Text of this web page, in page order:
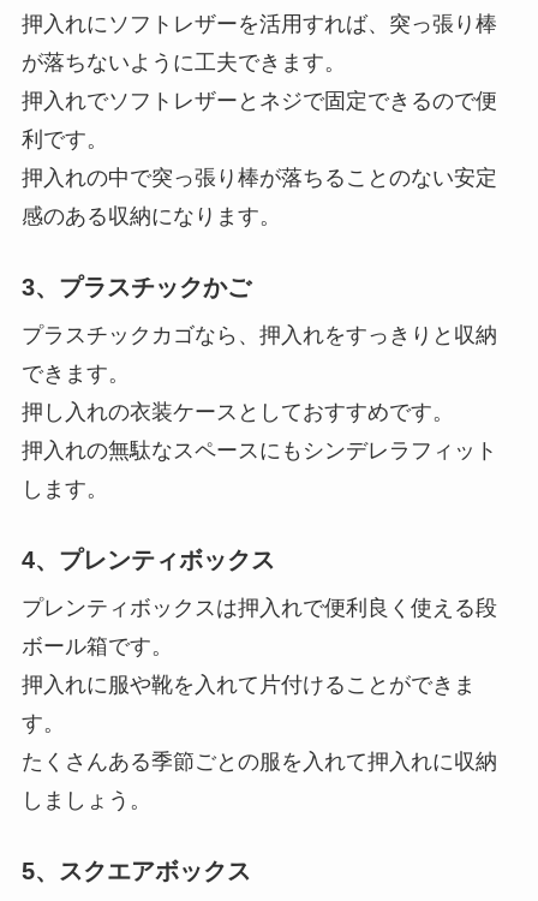
押入れにソフトレザーを活用すれば、突っ張り棒
が落ちないように工夫できます。
押入れでソフトレザーとネジで固定できるので便
利です。
押入れの中で突っ張り棒が落ちることのない安定
感のある収納になります。
3、プラスチックかご
プラスチックカゴなら、押入れをすっきりと収納
できます。
押し入れの衣装ケースとしておすすめです。
押入れの無駄なスペースにもシンデレラフィット
します。
4、プレンティボックス
プレンティボックスは押入れで便利良く使える段
ボール箱です。
押入れに服や靴を入れて片付けることができま
す。
たくさんある季節ごとの服を入れて押入れに収納
しましょう。
5、スクエアボックス